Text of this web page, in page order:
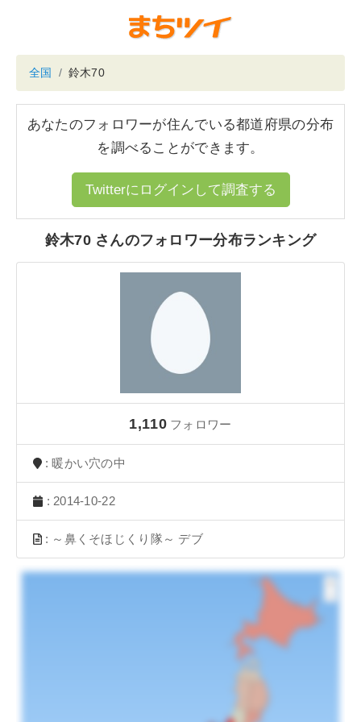
全国 鈴木70
あなたのフォロワーが住んでいる都道府県の分布
を調べることができます。
Twitterにログインして調査する
鈴木70 さんのフォロワー分布ランキング
1,110 フォロワー
: 暖かい穴の中
: 2014-10-22
: ～鼻くそほじくり隊～ デブ